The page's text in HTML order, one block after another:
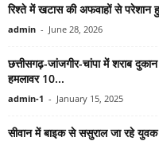
रिश्ते में खटास की अफवाहों से परेशान
admin - June 28, 2026
छत्तीसगढ़-जांजगीर-चांपा में शराब
हमलावर 10...
admin-1 - January 15, 2025
सीवान में बाइक से ससुराल जा रहे